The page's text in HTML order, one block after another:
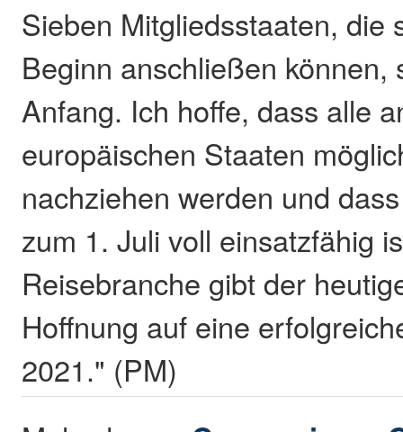
Sieben Mitgliedsstaaten, die
Beginn anschließen können,
Anfang. Ich hoffe, dass alle
europäischen Staaten
nachziehen werden und
zum 1. Juli voll einsatzfähig
Reisebranche gibt der
Hoffnung auf eine
2021." (PM)